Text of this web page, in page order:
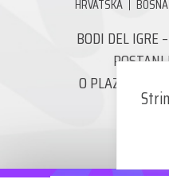
HRVATSKA
BODI DEL IGRE
POSTANI
O PLAZMA